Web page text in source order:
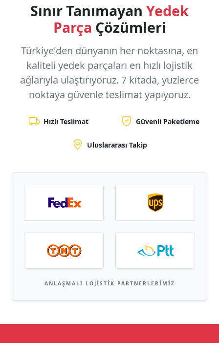
Sınır Tanımayan Yedek
Parça Çözümleri
Türkiye'den dünyanın her noktasına, en
kaliteli yedek parçaları en hızlı lojistik
ağlarıyla ulaştırıyoruz. 7 kıtada, yüzlerce
noktaya güvenle teslimat yapıyoruz.
Hızlı Teslimat Güvenli Paketleme
Uluslararası Takip
ANLAŞMALI LOJISTIK PARTNERLERIMIZ